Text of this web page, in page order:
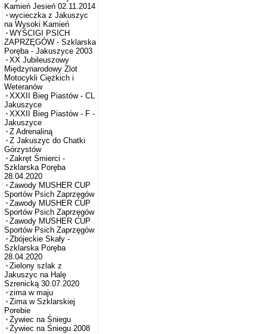
Kamień Jesień 02.11.2014
wycieczka z Jakuszyc
na Wysoki Kamień
WYŚCIGI PSICH
ZAPRZĘGÓW - Szklarska
Poręba - Jakuszyce 2003
XX Jubileuszowy
Międzynarodowy Zlot
Motocykli Ciężkich i
Weteranów
XXXII Bieg Piastów - CL
Jakuszyce
XXXII Bieg Piastów - F -
Jakuszyce
Z Adrenaliną
Z Jakuszyc do Chatki
Górzystów
Zakręt Śmierci -
Szklarska Poręba
28.04.2020
Zawody MUSHER CUP
Sportów Psich Zaprzęgów
Zawody MUSHER CUP
Sportów Psich Zaprzęgów
Zawody MUSHER CUP
Sportów Psich Zaprzęgów
Zbójeckie Skały -
Szklarska Poręba
28.04.2020
Zielony szlak z
Jakuszyc na Halę
Szrenicką 30.07.2020
zima w maju
Zima w Szklarskiej
Porebie
Żywiec na Śniegu
Żywiec na Śniegu 2008